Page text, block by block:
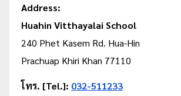
Address:
Huahin Vitthayalai School
240 Phet Kasem Rd. Hua-Hin
Prachuap Khiri Khan 77110
โทร. [Tel.]: 032-511233